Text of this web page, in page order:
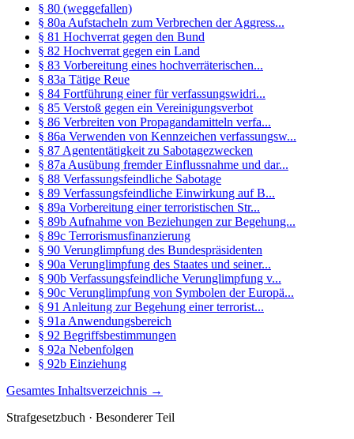
§ 80 (weggefallen)
§ 80a Aufstacheln zum Verbrechen der Aggress...
§ 81 Hochverrat gegen den Bund
§ 82 Hochverrat gegen ein Land
§ 83 Vorbereitung eines hochverräterischen...
§ 83a Tätige Reue
§ 84 Fortführung einer für verfassungswidri...
§ 85 Verstoß gegen ein Vereinigungsverbot
§ 86 Verbreiten von Propagandamitteln verfa...
§ 86a Verwenden von Kennzeichen verfassungsw...
§ 87 Agententätigkeit zu Sabotagezwecken
§ 87a Ausübung fremder Einflussnahme und dar...
§ 88 Verfassungsfeindliche Sabotage
§ 89 Verfassungsfeindliche Einwirkung auf B...
§ 89a Vorbereitung einer terroristischen Str...
§ 89b Aufnahme von Beziehungen zur Begehung...
§ 89c Terrorismusfinanzierung
§ 90 Verunglimpfung des Bundespräsidenten
§ 90a Verunglimpfung des Staates und seiner...
§ 90b Verfassungsfeindliche Verunglimpfung v...
§ 90c Verunglimpfung von Symbolen der Europä...
§ 91 Anleitung zur Begehung einer terrorist...
§ 91a Anwendungsbereich
§ 92 Begriffsbestimmungen
§ 92a Nebenfolgen
§ 92b Einziehung
Gesamtes Inhaltsverzeichnis →
Strafgesetzbuch · Besonderer Teil